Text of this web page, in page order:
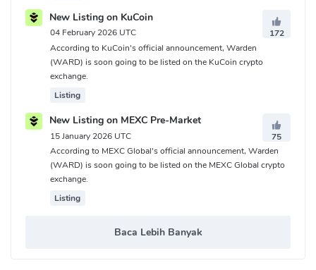
New Listing on KuCoin
04 February 2026 UTC
172
According to KuCoin's official announcement, Warden
(WARD) is soon going to be listed on the KuCoin crypto
exchange.
Listing
New Listing on MEXC Pre-Market
15 January 2026 UTC
75
According to MEXC Global's official announcement, Warden
(WARD) is soon going to be listed on the MEXC Global crypto
exchange.
Listing
Baca Lebih Banyak